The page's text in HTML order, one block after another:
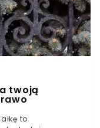
twoją
to